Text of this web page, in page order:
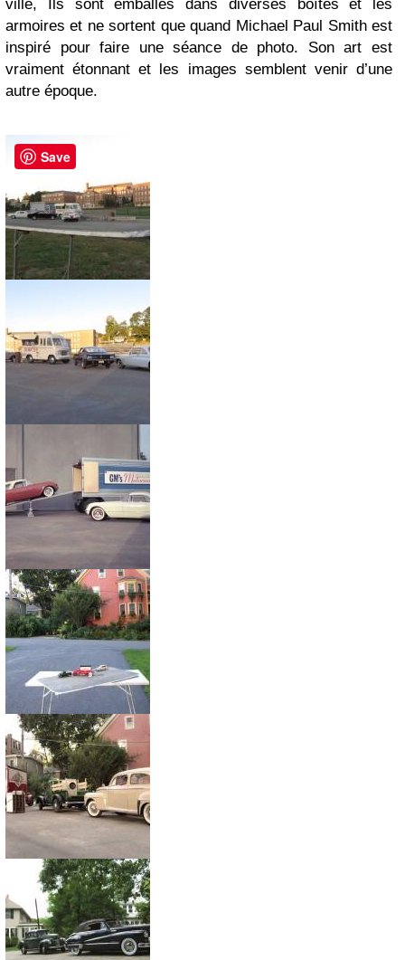
ville, Ils sont emballés dans diverses boîtes et les
armoires et ne sortent que quand Michael Paul Smith est
inspiré pour faire une séance de photo. Son art est
vraiment étonnant et les images semblent venir d’une
autre époque.
Save